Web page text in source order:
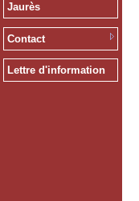
Jaurès
Contact
Lettre d'information